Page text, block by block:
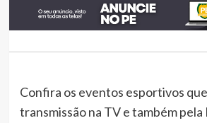
Confira os eventos esportivos
transmissão na TV e também